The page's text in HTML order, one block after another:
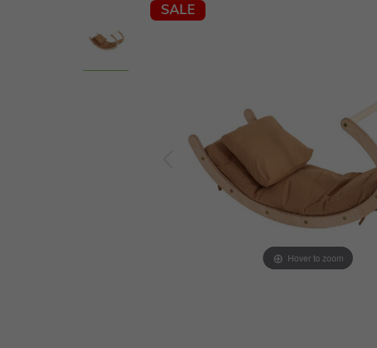
SALE
Hover to zoom